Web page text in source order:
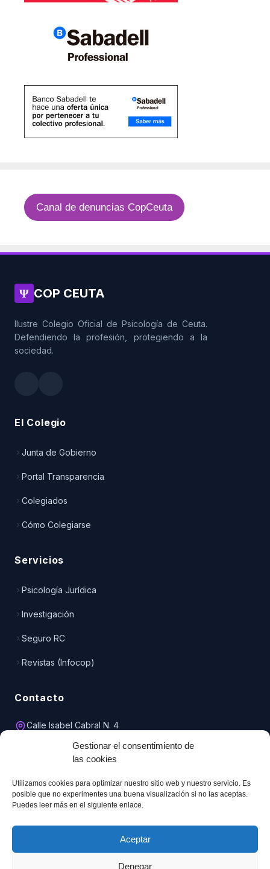
Gestionar el consentimiento de
las cookies
Utilizamos cookies para optimizar nuestro sitio web y nuestro servicio. Es
posible que no experimentes una buena visualización si no las aceptas.
Puedes leer más en el siguiente enlace.
Aceptar
Denegar
Canal de denuncias CopCeuta
Ψ COP CEUTA
Ilustre Colegio Oficial de Psicología de Ceuta.
Defendiendo la profesión, protegiendo a la
sociedad.
El Colegio
Junta de Gobierno
Portal Transparencia
Colegiados
Cómo Colegiarse
Servicios
Psicología Jurídica
Investigación
Seguro RC
Revistas (Infocop)
Contacto
Calle Isabel Cabral N. 4
51001 Ceuta
620 387 348